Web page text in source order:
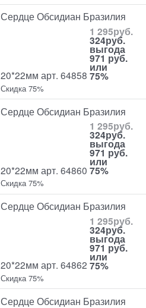
Сердце Обсидиан Бразилия
20*22мм арт. 64858
1 295руб.
324руб.
выгода
971 руб.
или
75%
Скидка 75%
Сердце Обсидиан Бразилия
20*22мм арт. 64860
1 295руб.
324руб.
выгода
971 руб.
или
75%
Скидка 75%
Сердце Обсидиан Бразилия
20*22мм арт. 64862
1 295руб.
324руб.
выгода
971 руб.
или
75%
Скидка 75%
Сердце Обсидиан Бразилия